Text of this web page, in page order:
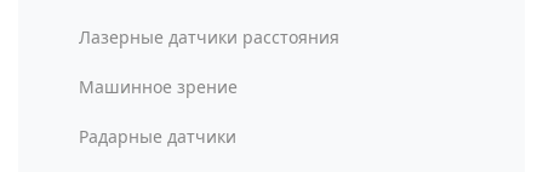
Лазерные датчики расстояния
Машинное зрение
Радарные датчики